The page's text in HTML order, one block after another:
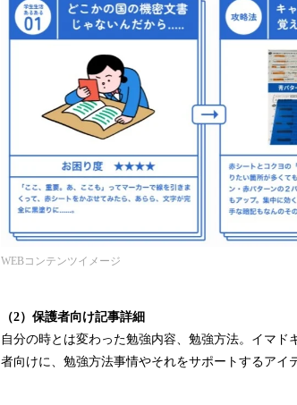
WEBコンテンツイメージ
（2）保護者向け記事詳細
自分の時とは変わった勉強内容、勉強方法。イマ
者向けに、勉強方法事情やそれをサポートするアイ